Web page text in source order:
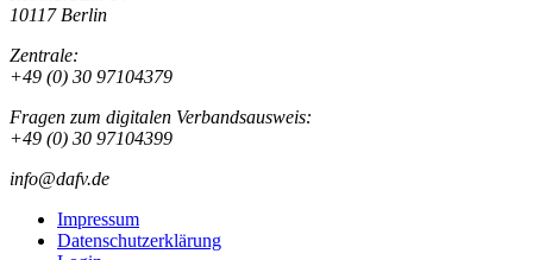
10117 Berlin
Zentrale:
+49 (0) 30 97104379
Fragen zum digitalen Verbandsausweis:
+49 (0) 30 97104399
info@dafv.de
Impressum
Datenschutzerklärung